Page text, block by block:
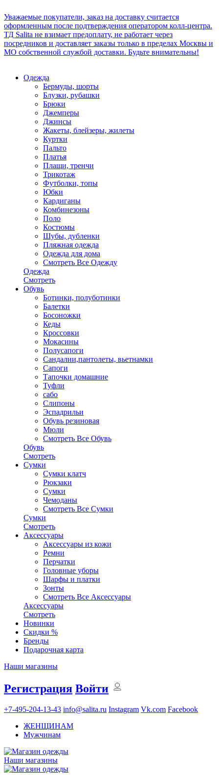
Уважаемые покупатели, заказ на доставку считается
оформленным после подтверждения оператором колл-центра.
ТД Salita не взимает предоплату, не работает через
посредников и доставляет заказы только в пределах Москвы и
МО собственной службой доставки. Будьте внимательны!
Одежда
Бермуды, шорты
Блузки, рубашки
Брюки
Джемперы
Джинсы
Жакеты, блейзеры, жилеты
Куртки
Пальто
Платья
Плащи, тренчи
Трикотаж
Футболки, топы
Юбки
Кардиганы
Комбинезоны
Поло
Костюмы
Шубы, дубленки
Пляжная одежда
Одежда для дома
Смотреть Все Одежду
Одежда
Смотреть
Обувь
Ботинки, полуботинки
Балетки
Босоножки
Кеды
Кроссовки
Мокасины
Полусапоги
Сандалии,пантолеты, вьетнамки
Сапоги
Тапочки домашние
Туфли
сабо
Слипоны
Эспадрильи
Обувь резиновая
Мюли
Смотреть Все Обувь
Обувь
Смотреть
Сумки
Сумки клатч
Рюкзаки
Сумки
Чемоданы
Смотреть Все Сумки
Сумки
Смотреть
Аксессуары
Аксессуары из кожи
Ремни
Перчатки
Головные уборы
Шарфы и платки
Зонты
Смотреть Все Аксессуары
Аксессуары
Смотреть
Новинки
Скидки %
Бренды
Подарочная карта
Наши магазины
Регистрация Войти
+7-495-204-13-43 info@salita.ru Instagram Vk.com Facebook
ЖЕНЩИНАМ
Мужчинам
Наши магазины